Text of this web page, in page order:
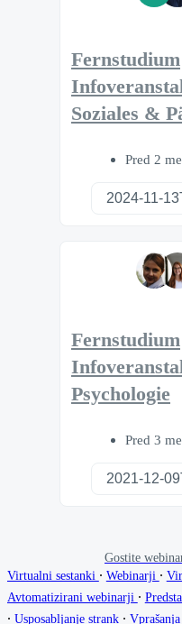
Fernstudium
Soziales &
Pred 2
Fernstudium
Psychologie
Pred 3
Gostite
Virtualni sestanki ∙ Webinarji ∙
Avtomatizirani webinarji ∙
∙ Usposabljanje strank ∙